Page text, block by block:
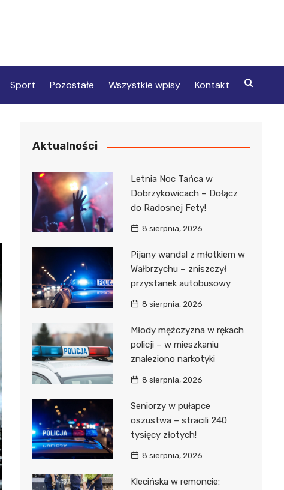
Sport Pozostałe Wszystkie wpisy Kontakt
Aktualności
Letnia Noc Tańca w
Dobrzykowicach – Dołącz
do Radosnej Fety!
8 sierpnia, 2026
Pijany wandal z młotkiem w
Wałbrzychu – zniszczył
przystanek autobusowy
8 sierpnia, 2026
Młody mężczyzna w rękach
policji – w mieszkaniu
znaleziono narkotyki
8 sierpnia, 2026
Seniorzy w pułapce
oszustwa – stracili 240
tysięcy złotych!
8 sierpnia, 2026
Klecińska w remoncie: